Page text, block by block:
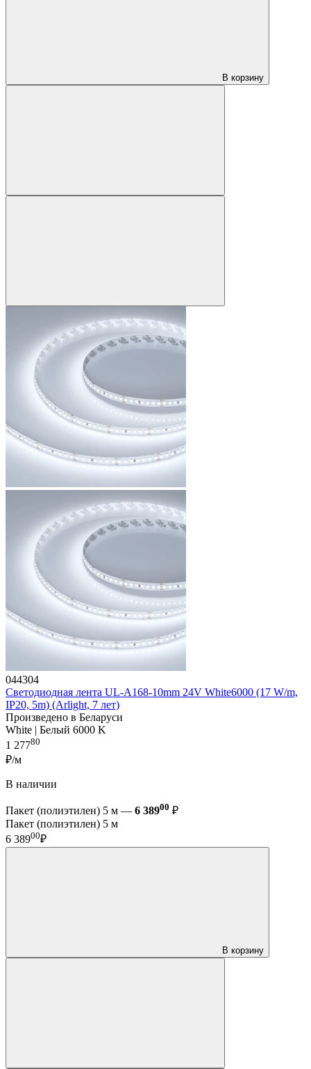
В корзину
044304
Светодиодная лента UL-A168-10mm 24V White6000 (17 W/m,
IP20, 5m) (Arlight, 7 лет)
Произведено в Беларуси
White | Белый 6000 K
1 27780
₽/м
В наличии
Пакет (полиэтилен) 5 м — 6 38900 ₽
Пакет (полиэтилен) 5 м
6 38900₽
В корзину